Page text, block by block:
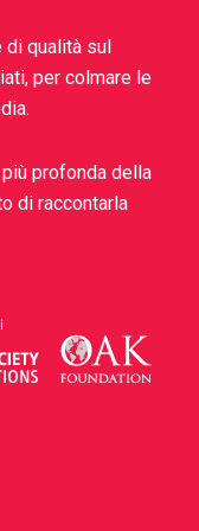
qualità sul
per colmare le
profonda della
di raccontarla